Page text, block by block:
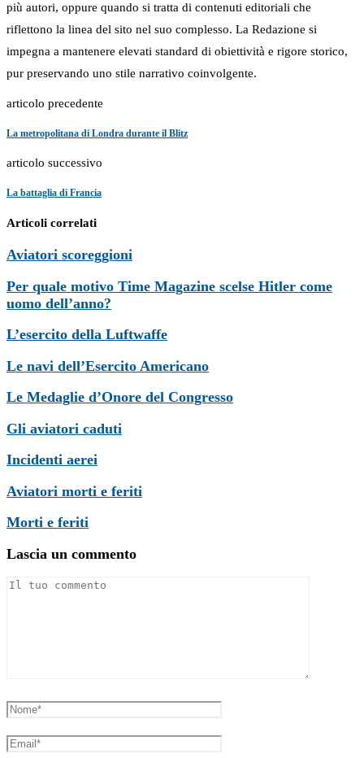
più autori, oppure quando si tratta di contenuti editoriali che
riflettono la linea del sito nel suo complesso. La Redazione si
impegna a mantenere elevati standard di obiettività e rigore storico,
pur preservando uno stile narrativo coinvolgente.
articolo precedente
La metropolitana di Londra durante il Blitz
articolo successivo
La battaglia di Francia
Articoli correlati
Aviatori scoreggioni
Per quale motivo Time Magazine scelse Hitler come
uomo dell’anno?
L’esercito della Luftwaffe
Le navi dell’Esercito Americano
Le Medaglie d’Onore del Congresso
Gli aviatori caduti
Incidenti aerei
Aviatori morti e feriti
Morti e feriti
Lascia un commento